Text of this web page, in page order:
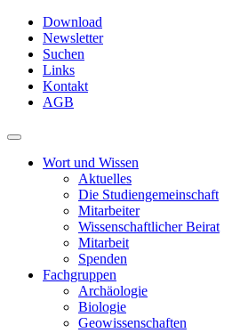
Skip
main
content
Download
Newsletter
Suchen
Links
Kontakt
AGB
Toggle
navigationWort und Wissen
Aktuelles
Die Studiengemeinschaft
Mitarbeiter
Wissenschaftlicher Beirat
Mitarbeit
Spenden
Fachgruppen
Archäologie
Biologie
Geowissenschaften